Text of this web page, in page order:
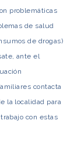
problemáticas
de salud
de drogas)
ante el
contacta
la localidad para
con estas